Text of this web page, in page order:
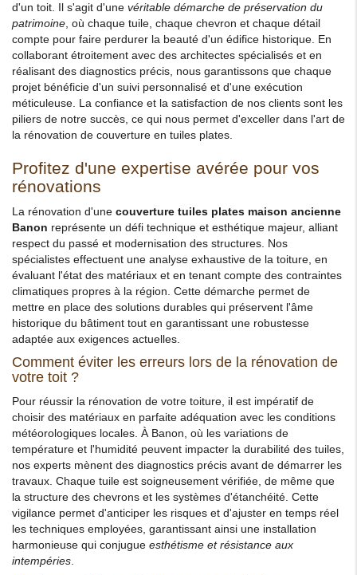
d'un toit. Il s'agit d'une véritable démarche de préservation du
patrimoine , où chaque tuile, chaque chevron et chaque détail
compte pour faire perdurer la beauté d'un édifice historique. En
collaborant étroitement avec des architectes spécialisés et en
réalisant des diagnostics précis, nous garantissons que chaque
projet bénéficie d'un suivi personnalisé et d'une exécution
méticuleuse. La confiance et la satisfaction de nos clients sont les
piliers de notre succès, ce qui nous permet d'exceller dans l'art de
la rénovation de couverture en tuiles plates.
Profitez d'une expertise avérée pour vos
rénovations
La rénovation d'une couverture tuiles plates maison ancienne
Banon représente un défi technique et esthétique majeur, alliant
respect du passé et modernisation des structures. Nos
spécialistes effectuent une analyse exhaustive de la toiture, en
évaluant l'état des matériaux et en tenant compte des contraintes
climatiques propres à la région. Cette démarche permet de
mettre en place des solutions durables qui préservent l'âme
historique du bâtiment tout en garantissant une robustesse
adaptée aux exigences actuelles.
Comment éviter les erreurs lors de la rénovation de
votre toit ?
Pour réussir la rénovation de votre toiture, il est impératif de
choisir des matériaux en parfaite adéquation avec les conditions
météorologiques locales. À Banon, où les variations de
température et l'humidité peuvent impacter la durabilité des tuiles,
nos experts mènent des diagnostics précis avant de démarrer les
travaux. Chaque tuile est soigneusement vérifiée, de même que
la structure des chevrons et les systèmes d'étanchéité. Cette
vigilance permet d'anticiper les risques et d'ajuster en temps réel
les techniques employées, garantissant ainsi une installation
harmonieuse qui conjugue esthétisme et résistance aux
intempéries